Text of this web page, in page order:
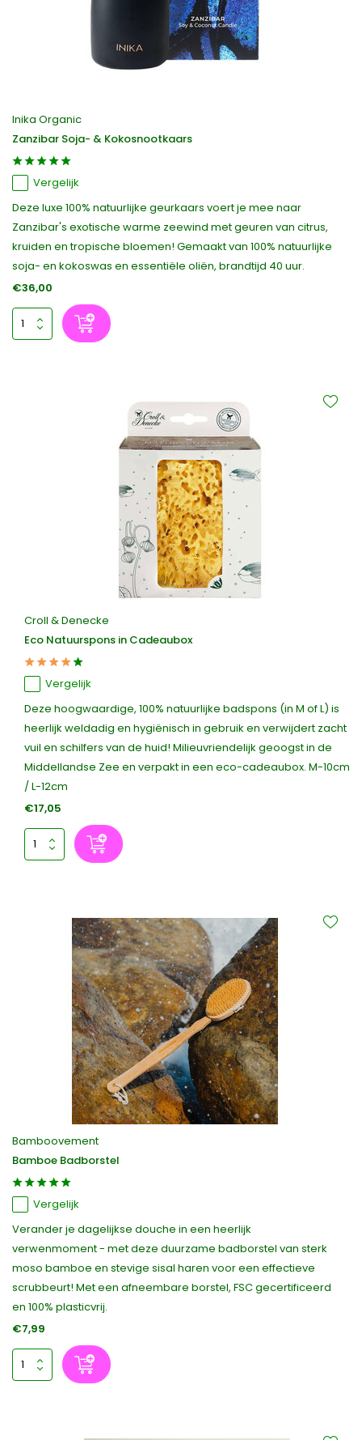
Inika Organic
Zanzibar Soja- & Kokosnootkaars
Vergelijk
Deze luxe 100% natuurlijke geurkaars voert je mee naar
Zanzibar's exotische warme zeewind met geuren van citrus,
kruiden en tropische bloemen! Gemaakt van 100% natuurlijke
soja- en kokoswas en essentiële oliën, brandtijd 40 uur.
€36,00
Croll & Denecke
Eco Natuurspons in Cadeaubox
Vergelijk
Deze hoogwaardige, 100% natuurlijke badspons (in M of L) is
heerlijk weldadig en hygiënisch in gebruik en verwijdert zacht
vuil en schilfers van de huid! Milieuvriendelijk geoogst in de
Middellandse Zee en verpakt in een eco-cadeaubox. M-10cm
/ L-12cm
€17,05
Bamboovement
Bamboe Badborstel
Vergelijk
Verander je dagelijkse douche in een heerlijk
verwenmoment - met deze duurzame badborstel van sterk
moso bamboe en stevige sisal haren voor een effectieve
scrubbeurt! Met een afneembare borstel, FSC gecertificeerd
en 100% plasticvrij.
€7,99